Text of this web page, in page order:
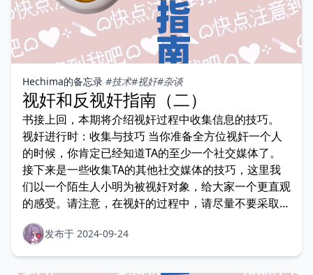
Hechima的备忘录 #技术#视奸#杂谈
视奸和反视奸指南（二）
书接上回，本期将介绍视奸过程中收集信息的技巧。
视奸进行时：收集与技巧 当你准备全方位视奸一个人
的时候，你肯定已经知道TA的至少一个社交媒体了。
接下来是一些收集TA的其他社交媒体的技巧，这里我
们以一个陌生人小明为被视奸对象，给大家一个更直观
的感受。请注意，在视奸的过程中，请尽量不要采取除
了关注和浏览
发布于 2024-09-24